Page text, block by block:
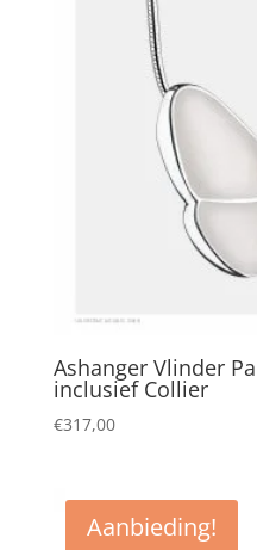
Ashanger Vlinder
inclusief Collier
€317,00
Aanbieding!